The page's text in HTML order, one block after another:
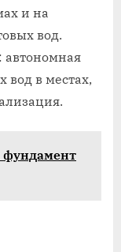
и на
вод.
автономная
вод в местах,
фундамент